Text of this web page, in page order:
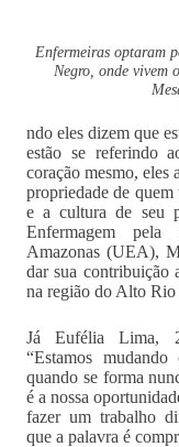
Enfermeiras optaram
Negro, onde vivem
ndo eles dizem que
estão se referindo
coração mesmo, eles
propriedade de
e a cultura de seu
Enfermagem
Amazonas (UEA),
dar sua contribuição
na região do Alto
Já Eufélia Lima,
“Estamos
quando se forma
é a nossa
fazer um trabalho
que a palavra é